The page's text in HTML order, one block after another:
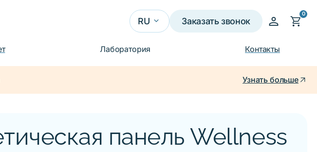
RU keyboard_arrow_down
UA
EN
Заказать звонок person shopping_cart0
Лаборатория Контакты
Узнать больше arrow_outward
панель Wellness